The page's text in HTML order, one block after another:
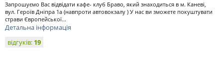
Запрошуємо Вас відвідати кафе- клуб Браво, який знаходиться в м. Каневі,
вул. Героїв Дніпра 1а (навпроти автовокзалу ) У нас ви зможете покуштувати
страви Європейської...
Детальна інформація
відгуків: 19